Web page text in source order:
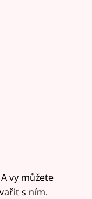
vy můžete
s ním.